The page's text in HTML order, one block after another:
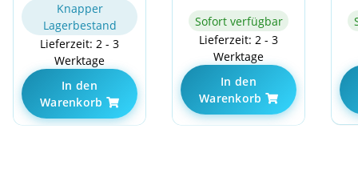
Knapper
Lagerbestand
Lieferzeit: 2 - 3
Werktage
In den
Warenkorb
Sofort verfügbar
Lieferzeit: 2 - 3
Werktage
In den
Warenkorb